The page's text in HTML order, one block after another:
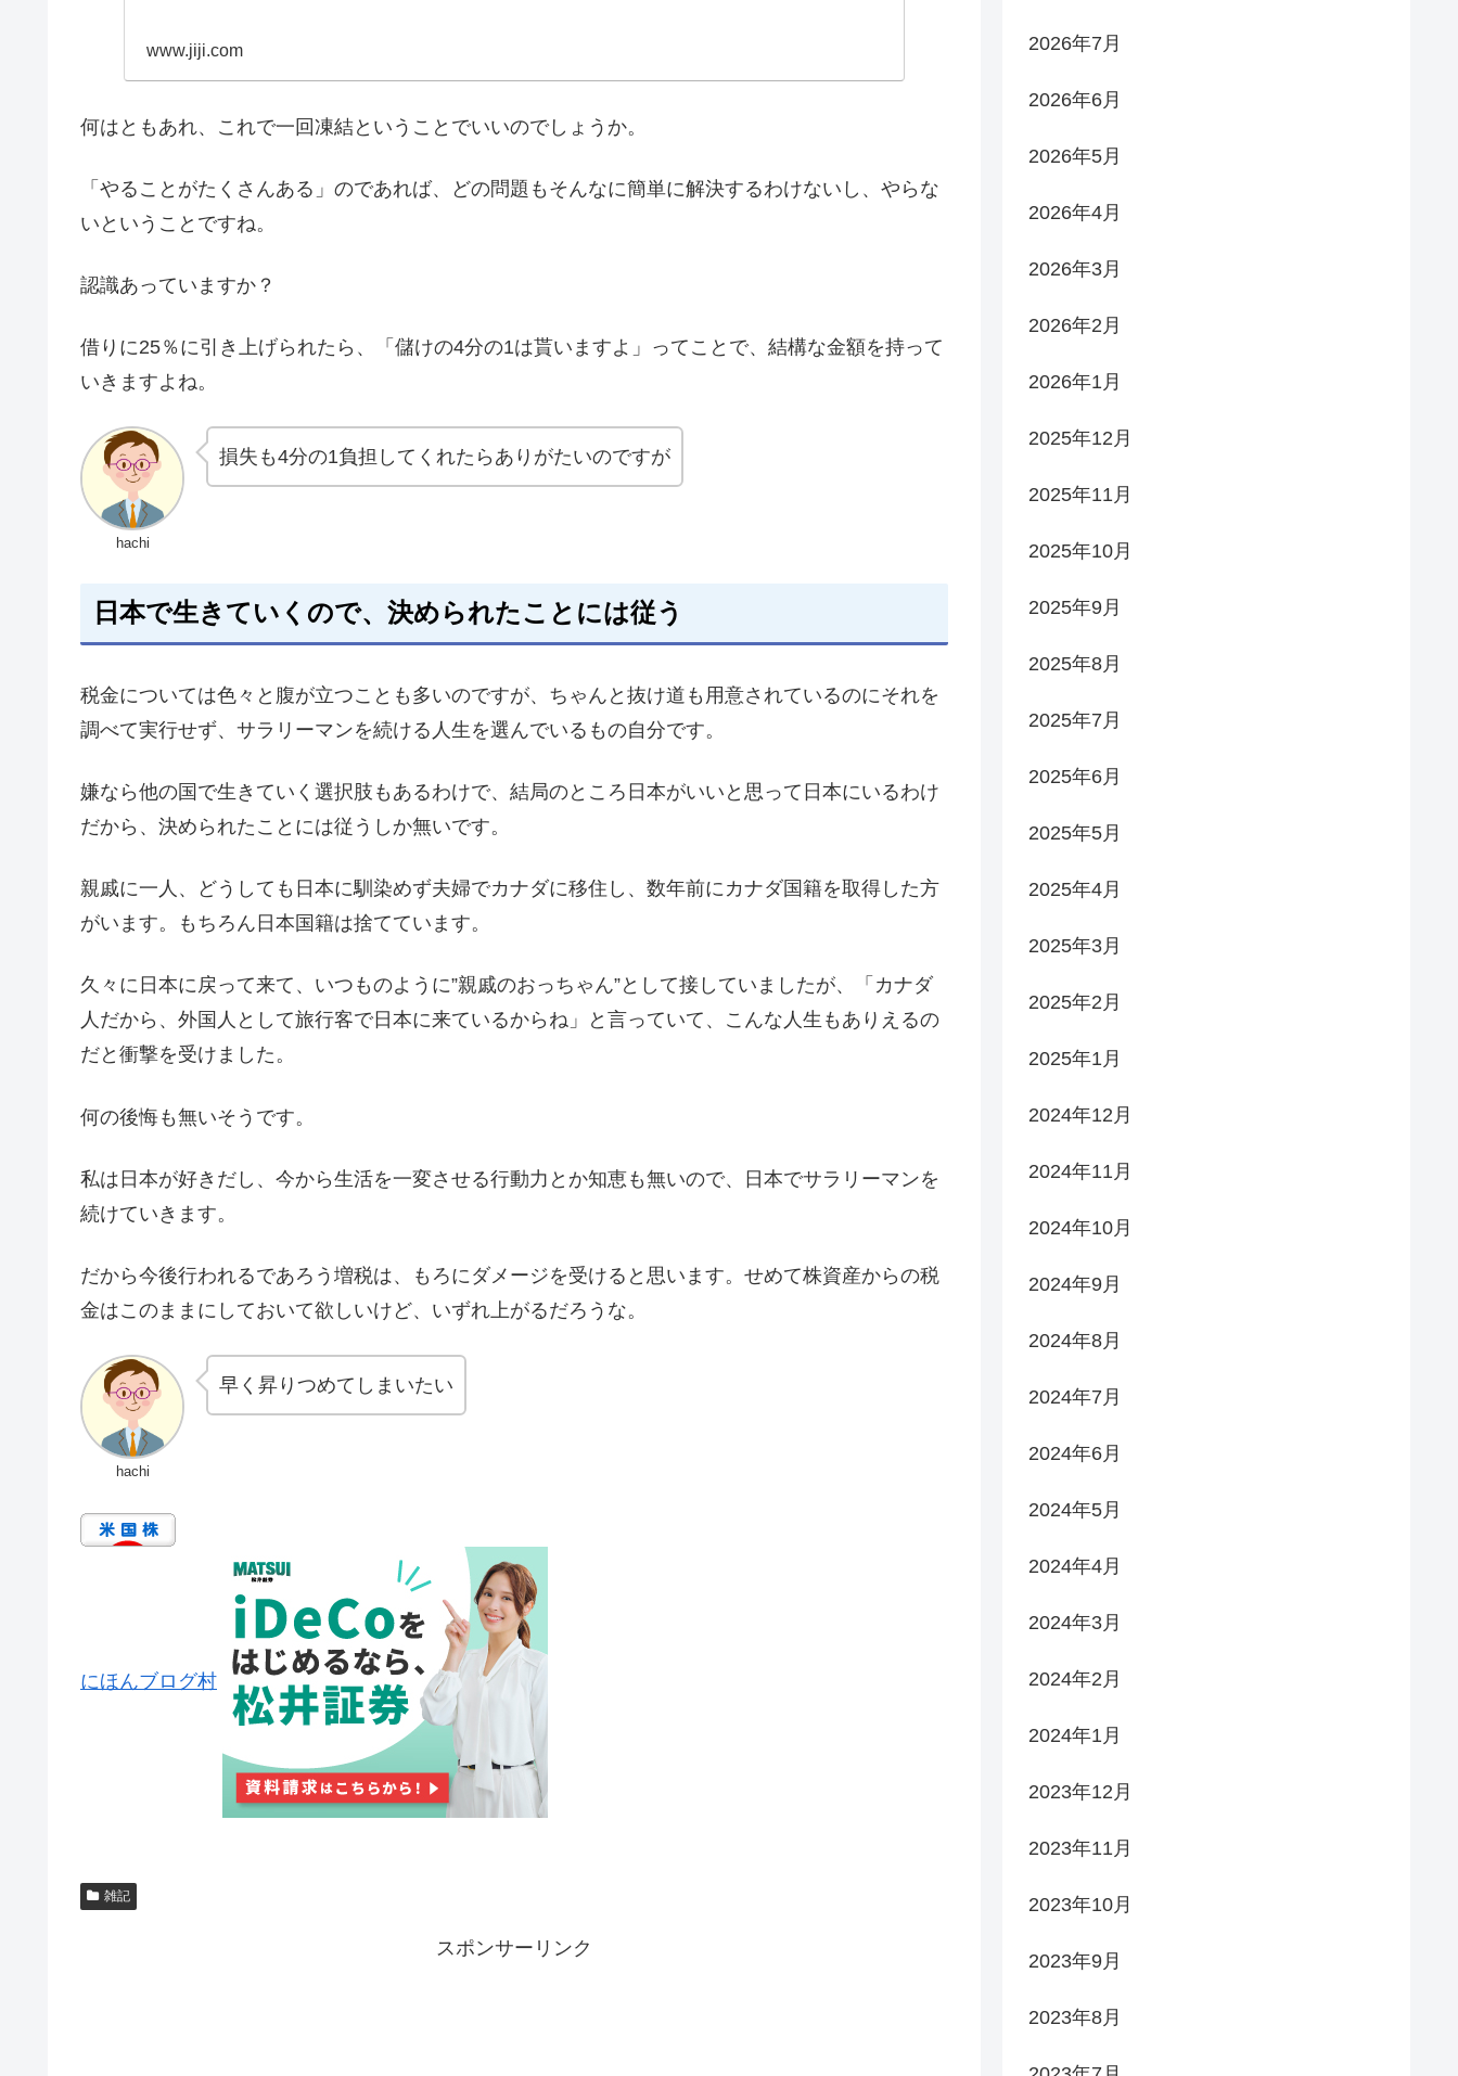
www.jiji.com
何はともあれ、これで一回凍結ということでいいのでしょうか。
「やることがたくさんある」のであれば、どの問題もそんなに簡単に解決するわけないし、やらな
いということですね。
認識あっていますか？
借りに25％に引き上げられたら、「儲けの4分の1は貰いますよ」ってことで、結構な金額を持って
いきますよね。
hachi
損失も4分の1負担してくれたらありがたいのですが
日本で生きていくので、決められたことには従う
税金については色々と腹が立つことも多いのですが、ちゃんと抜け道も用意されているのにそれを
調べて実行せず、サラリーマンを続ける人生を選んでいるもの自分です。
嫌なら他の国で生きていく選択肢もあるわけで、結局のところ日本がいいと思って日本にいるわけ
だから、決められたことには従うしか無いです。
親戚に一人、どうしても日本に馴染めず夫婦でカナダに移住し、数年前にカナダ国籍を取得した方
がいます。もちろん日本国籍は捨てています。
久々に日本に戻って来て、いつものように”親戚のおっちゃん”として接していましたが、「カナダ
人だから、外国人として旅行客で日本に来ているからね」と言っていて、こんな人生もありえるの
だと衝撃を受けました。
何の後悔も無いそうです。
私は日本が好きだし、今から生活を一変させる行動力とか知恵も無いので、日本でサラリーマンを
続けていきます。
だから今後行われるであろう増税は、もろにダメージを受けると思います。せめて株資産からの税
金はこのままにしておいて欲しいけど、いずれ上がるだろうな。
hachi
早く昇りつめてしまいたい
にほんブログ村
雑記
スポンサーリンク
2026年7月
2026年6月
2026年5月
2026年4月
2026年3月
2026年2月
2026年1月
2025年12月
2025年11月
2025年10月
2025年9月
2025年8月
2025年7月
2025年6月
2025年5月
2025年4月
2025年3月
2025年2月
2025年1月
2024年12月
2024年11月
2024年10月
2024年9月
2024年8月
2024年7月
2024年6月
2024年5月
2024年4月
2024年3月
2024年2月
2024年1月
2023年12月
2023年11月
2023年10月
2023年9月
2023年8月